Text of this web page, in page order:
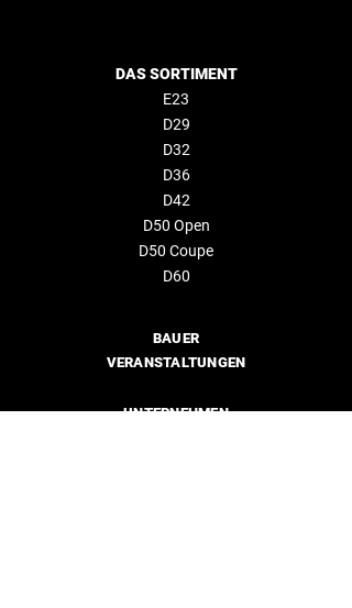
DAS SORTIMENT
E23
D29
D32
D36
D42
D50 Open
D50 Coupe
D60
BAUER
VERANSTALTUNGEN
UNTERNEHMEN